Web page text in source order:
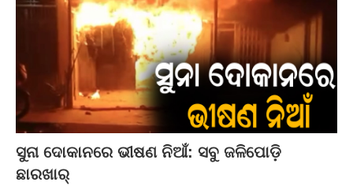
ସୁନା ଦୋକାନରେ ଭୀଷଣ ନିଆଁ: ସବୁ ଜଳିପୋଡ଼ି
ଛାରଖାର୍‌